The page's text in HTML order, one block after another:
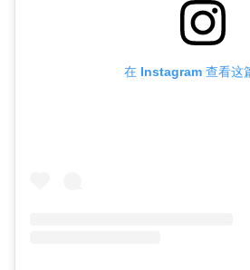
在 Instagram 查看这